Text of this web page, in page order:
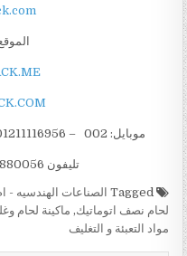
موبايل: 002 – 00201211116956 – 002 – 00201211116958
تليفون 020225880056 فاكس 002
Tagged الصناعات الهندسيه -
لحام نصف اتوماتيك, ماكينة لحام
مواد التعبئة و التغليف